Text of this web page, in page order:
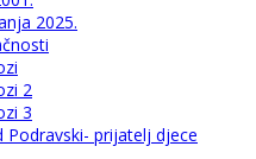
2025.
2
3
Podravski- prijatelj djece